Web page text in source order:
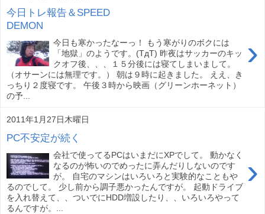
今日トレ報告＆SPEED
DEMON
›
今日も寒かったなーっ！ もう寒がりのボクには
「地獄」のようです。(TдT) 昨夜はサッカーのキッ
クオフ後、、、１５分後には寝てしまいまして。
（オサーンには無理です。） 朝は９時に起きました。 ええ、き
っちり２度寝です。 午後３時から映画（グリーンホーネット）
の予...
2011年1月27日木曜日
PC不安定が続く
›
会社で使ってるPCはいまだにXPでして。 動かなく
なるのが怖いのでめったに弄んだりしないのです
が。 自宅のマシンはいろいろと実験的なこともや
るのでして。 少し前から調子悪かったんですが。 起動ドライブ
を入れ替えて、、ついでにHDD増設したり、、いろいろやって
るんですが。...